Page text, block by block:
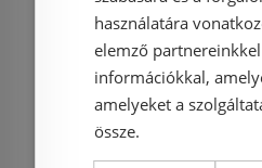
Cikkszám:
57 362 Ft45
használatára
elemző
információkkal,
amelyeket a
össze.